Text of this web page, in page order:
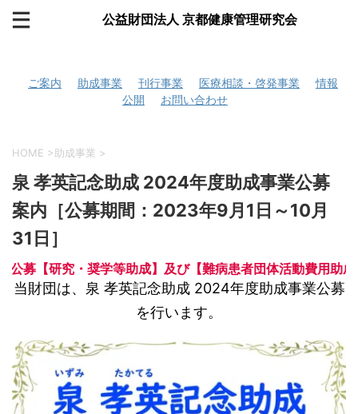
公益財団法人 京都健康管理研究会
ご案内 助成事業 刊行事業 医療相談・啓発事業
情報
公開
お問い合わせ
HOME >助成事業 >
泉 孝英記念助成 2024年度助成事業公募
案内［公募期間：2023年9月1日～10月
31日］
研究・奨学等助成】及び【難病患者団体活動費用助成
当財団は、泉 孝英記念助成 2024年度助成事業公募
を行います。